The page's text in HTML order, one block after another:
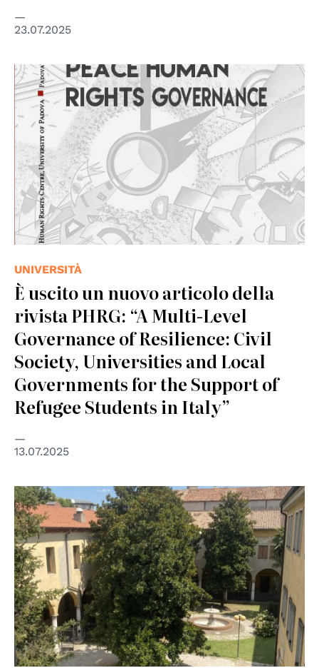
23.07.2025
UNIVERSITÀ
È uscito un nuovo articolo della
rivista PHRG: “A Multi-Level
Governance of Resilience: Civil
Society, Universities and Local
Governments for the Support of
Refugee Students in Italy”
13.07.2025
© cc